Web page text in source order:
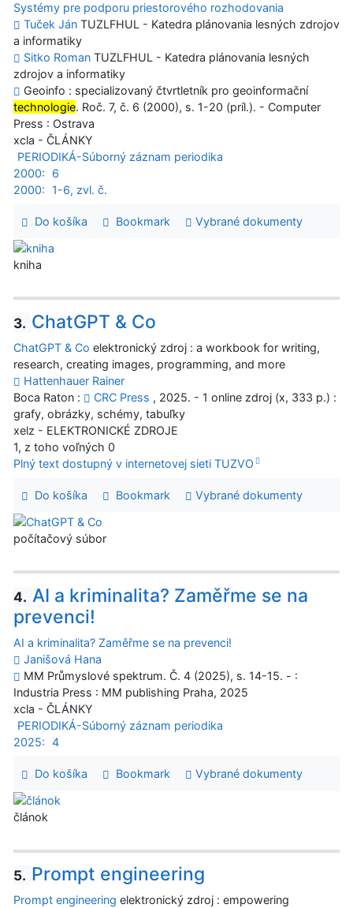
Systémy pre podporu priestorového rozhodovania
Tuček Ján TUZLFHUL - Katedra plánovania lesných zdrojov
a informatiky
Sitko Roman TUZLFHUL - Katedra plánovania lesných
zdrojov a informatiky
Geoinfo : specializovaný čtvrtletník pro geoinformační
technologie. Roč. 7, č. 6 (2000), s. 1-20 (príl.). - Computer
Press : Ostrava
xcla - ČLÁNKY
PERIODIKÁ-Súborný záznam periodika
2000:
6
2000:
1-6, zvl. č.
Do košíka Bookmark Vybrané dokumenty
kniha
3. ChatGPT & Co
ChatGPT & Co elektronický zdroj : a workbook for writing,
research, creating images, programming, and more
Hattenhauer Rainer
Boca Raton :
CRC Press , 2025. - 1 online zdroj (x, 333 p.) :
grafy, obrázky, schémy, tabuľky
xelz - ELEKTRONICKÉ ZDROJE
1, z toho voľných 0
Plný text dostupný v internetovej sieti TUZVO
Do košíka Bookmark Vybrané dokumenty
počítačový súbor
4. AI a kriminalita? Zaměřme se na
prevenci!
AI a kriminalita? Zaměřme se na prevenci!
Janišová Hana
MM Průmyslové spektrum. Č. 4 (2025), s. 14-15. - :
Industria Press : MM publishing Praha, 2025
xcla - ČLÁNKY
PERIODIKÁ-Súborný záznam periodika
2025: 4
Do košíka Bookmark Vybrané dokumenty
článok
5. Prompt engineering
Prompt engineering elektronický zdroj : empowering